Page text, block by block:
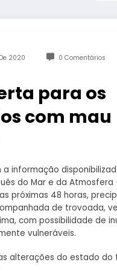
2020 0 Comentários
para os
com mau
a informação
do Mar e da Atmosfera
próximas 48 horas,
de trovoada,
com possibilidade de
vulneráveis.
alterações do estado do